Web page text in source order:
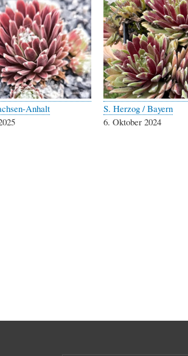
Anhalt
S. Herzog / Bayern
6. Oktober 2024